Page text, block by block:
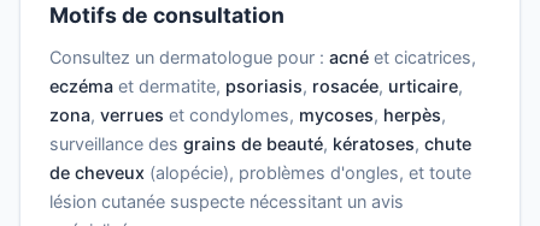
Motifs de consultation
Consultez un dermatologue pour : acné et cicatrices,
eczéma et dermatite, psoriasis, rosacée, urticaire,
zona, verrues et condylomes, mycoses, herpès,
surveillance des grains de beauté, kératoses, chute
de cheveux (alopécie), problèmes d'ongles, et toute
lésion cutanée suspecte nécessitant un avis